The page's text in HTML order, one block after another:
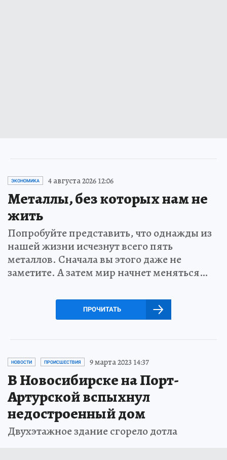
ЭКОНОМИКА 4 августа 2026 12:06
Металлы, без которых нам не
жить
Попробуйте представить, что однажды из
нашей жизни исчезнут всего пять
металлов. Сначала вы этого даже не
заметите. А затем мир начнет меняться…
ПРОЧИТАТЬ
НОВОСТИ ПРОИСШЕСТВИЯ 9 марта 2023 14:37
В Новосибирске на Порт-
Артурской вспыхнул
недостроенный дом
Двухэтажное здание сгорело дотла